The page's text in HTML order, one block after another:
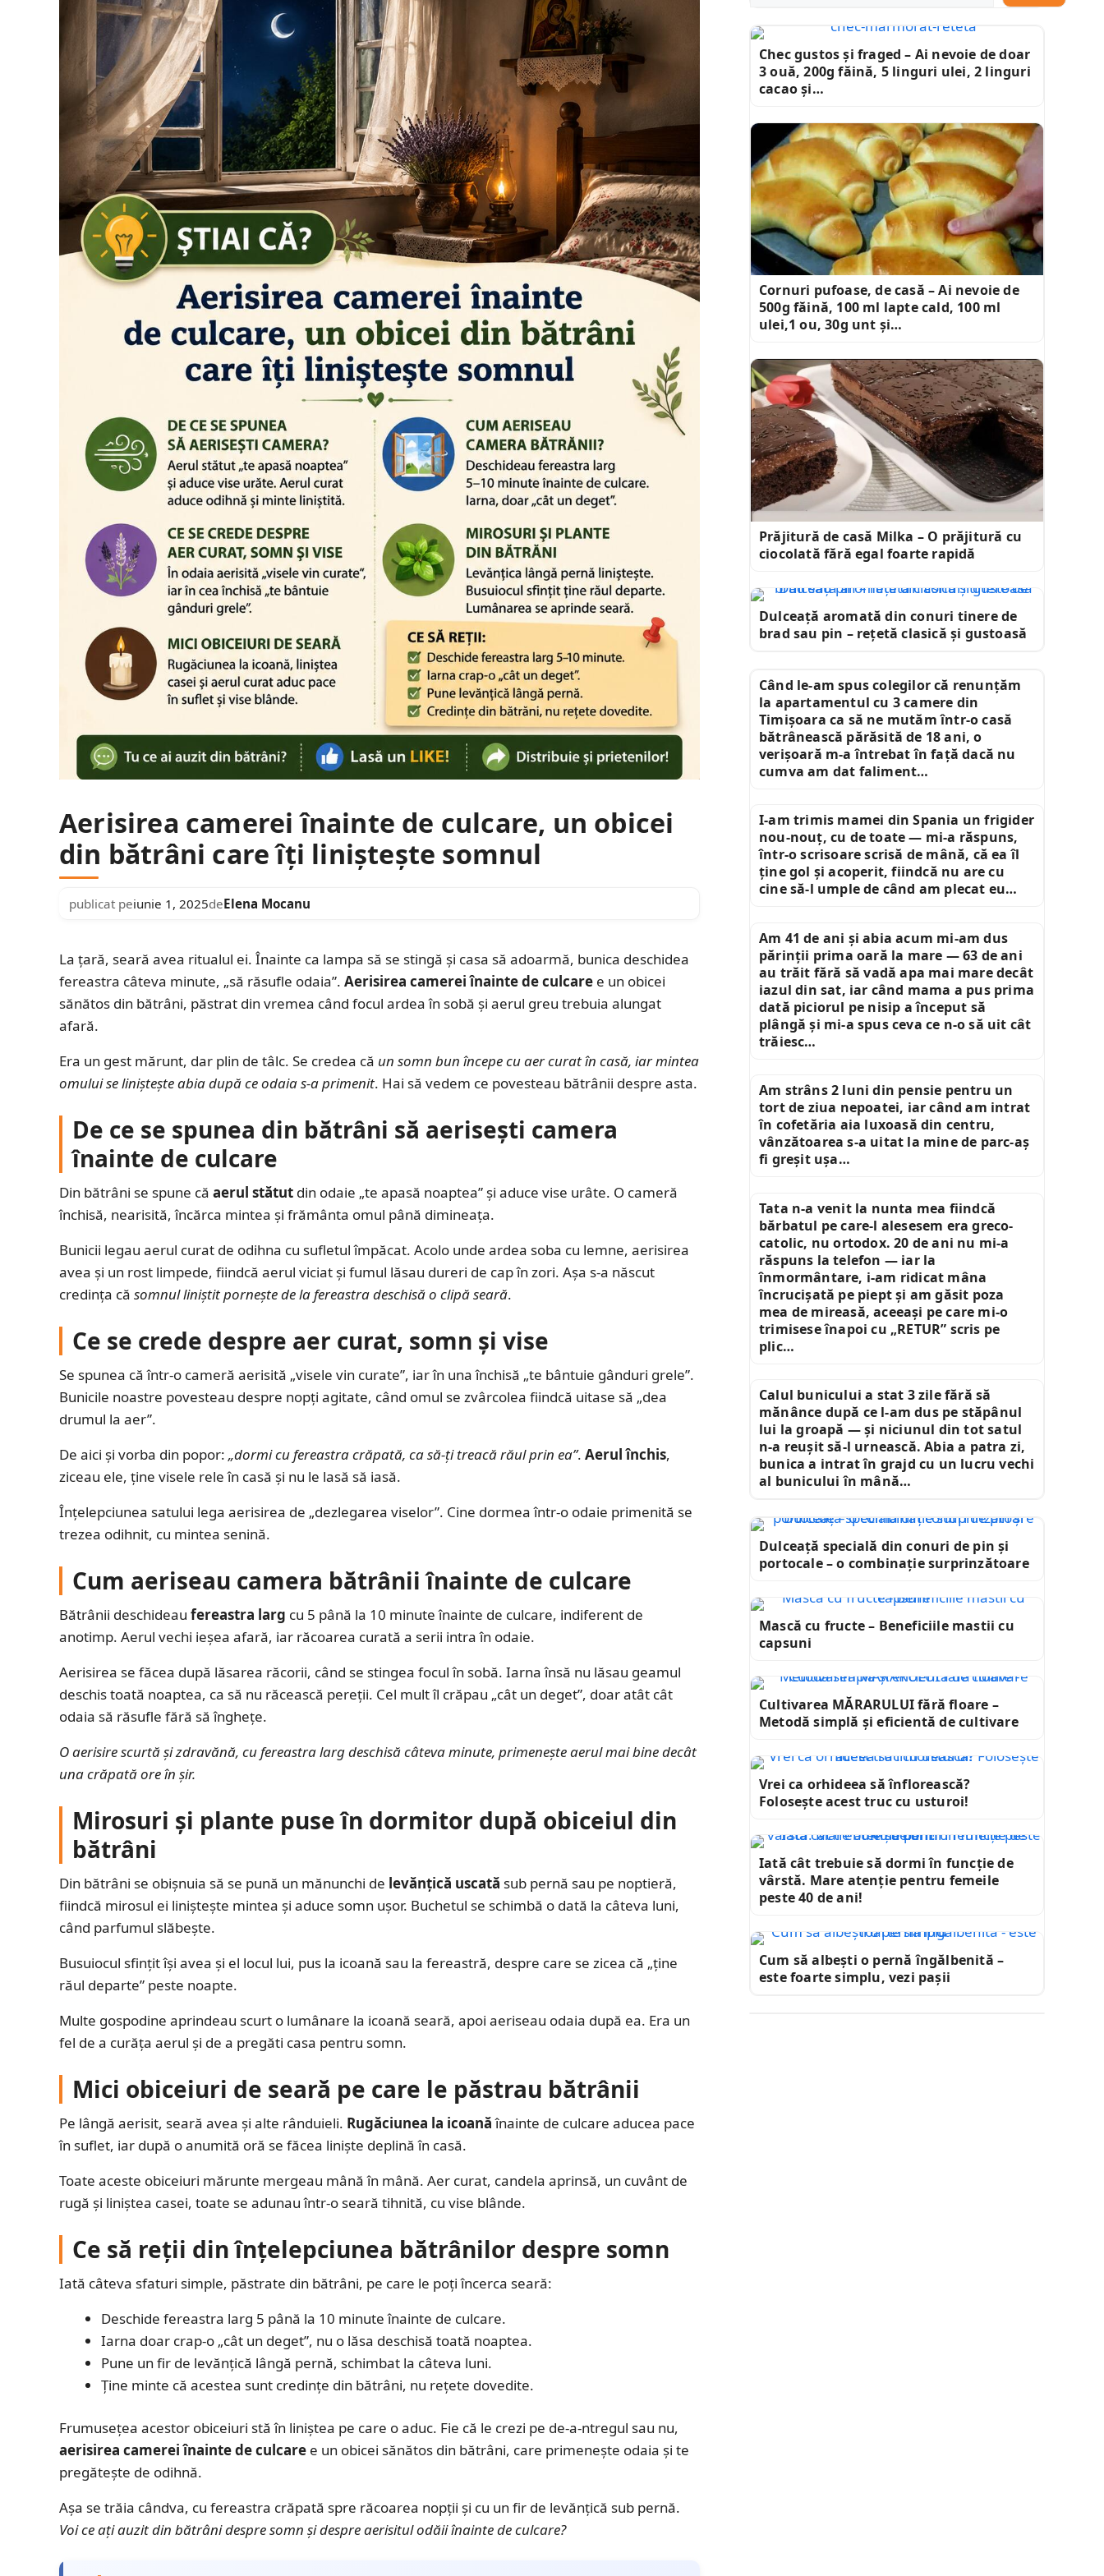
Aerisirea camerei înainte de culcare, un obicei
din bătrâni care îți liniștește somnul
publicat peiunie 1, 2025deElena Mocanu
La țară, seară avea ritualul ei. Înainte ca lampa să se stingă și casa să adoarmă, bunica deschidea
fereastra câteva minute, „să răsufle odaia”. Aerisirea camerei înainte de culcare e un obicei
sănătos din bătrâni, păstrat din vremea când focul ardea în sobă și aerul greu trebuia alungat
afară.
Era un gest mărunt, dar plin de tâlc. Se credea că un somn bun începe cu aer curat în casă, iar mintea
omului se liniștește abia după ce odaia s-a primenit. Hai să vedem ce povesteau bătrânii despre asta.
De ce se spunea din bătrâni să aerisești camera
înainte de culcare
Din bătrâni se spune că aerul stătut din odaie „te apasă noaptea” și aduce vise urâte. O cameră
închisă, nearisită, încărca mintea și frământa omul până dimineața.
Bunicii legau aerul curat de odihna cu sufletul împăcat. Acolo unde ardea soba cu lemne, aerisirea
avea și un rost limpede, fiindcă aerul viciat și fumul lăsau dureri de cap în zori. Așa s-a născut
credința că somnul liniștit pornește de la fereastra deschisă o clipă seară.
Ce se crede despre aer curat, somn și vise
Se spunea că într-o cameră aerisită „visele vin curate”, iar în una închisă „te bântuie gânduri grele”.
Bunicile noastre povesteau despre nopți agitate, când omul se zvârcolea fiindcă uitase să „dea
drumul la aer”.
De aici și vorba din popor: „dormi cu fereastra crăpată, ca să-ți treacă răul prin ea”. Aerul închis,
ziceau ele, ține visele rele în casă și nu le lasă să iasă.
Înțelepciunea satului lega aerisirea de „dezlegarea viselor”. Cine dormea într-o odaie primenită se
trezea odihnit, cu mintea senină.
Cum aeriseau camera bătrânii înainte de culcare
Bătrânii deschideau fereastra larg cu 5 până la 10 minute înainte de culcare, indiferent de
anotimp. Aerul vechi ieșea afară, iar răcoarea curată a serii intra în odaie.
Aerisirea se făcea după lăsarea răcorii, când se stingea focul în sobă. Iarna însă nu lăsau geamul
deschis toată noaptea, ca să nu răcească pereții. Cel mult îl crăpau „cât un deget”, doar atât cât
odaia să răsufle fără să înghețe.
O aerisire scurtă și zdravănă, cu fereastra larg deschisă câteva minute, primenește aerul mai bine decât
una crăpată ore în șir.
Mirosuri și plante puse în dormitor după obiceiul din
bătrâni
Din bătrâni se obișnuia să se pună un mănunchi de levănțică uscată sub pernă sau pe noptieră,
fiindcă mirosul ei liniștește mintea și aduce somn ușor. Buchetul se schimbă o dată la câteva luni,
când parfumul slăbește.
Busuiocul sfințit își avea și el locul lui, pus la icoană sau la fereastră, despre care se zicea că „ține
răul departe” peste noapte.
Multe gospodine aprindeau scurt o lumânare la icoană seară, apoi aeriseau odaia după ea. Era un
fel de a curăța aerul și de a pregăti casa pentru somn.
Mici obiceiuri de seară pe care le păstrau bătrânii
Pe lângă aerisit, seară avea și alte rânduieli. Rugăciunea la icoanăînainte de culcare aducea pace
în suflet, iar după o anumită oră se făcea liniște deplină în casă.
Toate aceste obiceiuri mărunte mergeau mână în mână. Aer curat, candela aprinsă, un cuvânt de
rugă și liniștea casei, toate se adunau într-o seară tihnită, cu vise blânde.
Ce să reții din înțelepciunea bătrânilor despre somn
Iată câteva sfaturi simple, păstrate din bătrâni, pe care le poți încerca seară:
Deschide fereastra larg 5 până la 10 minute înainte de culcare.
Iarna doar crap-o „cât un deget”, nu o lăsa deschisă toată noaptea.
Pune un fir de levănțică lângă pernă, schimbat la câteva luni.
Ține minte că acestea sunt credințe din bătrâni, nu rețete dovedite.
Frumusețea acestor obiceiuri stă în liniștea pe care o aduc. Fie că le crezi pe de-a-ntregul sau nu,
aerisirea camerei înainte de culcare e un obicei sănătos din bătrâni, care primenește odaia și te
pregătește de odihnă.
Așa se trăia cândva, cu fereastra crăpată spre răcoarea nopții și cu un fir de levănțică sub pernă.
Voi ce ați auzit din bătrâni despre somn și despre aerisitul odăii înainte de culcare?
Chec gustos și fraged – Ai nevoie de doar
3 ouă, 200g făină, 5 linguri ulei, 2 linguri
cacao și…
Cornuri pufoase, de casă – Ai nevoie de
500g făină, 100 ml lapte cald, 100 ml
ulei,1 ou, 30g unt și…
Prăjitură de casă Milka – O prăjitură cu
ciocolată fără egal foarte rapidă
Dulceață aromată din conuri tinere de
brad sau pin – rețetă clasică și gustoasă
Când le-am spus colegilor că renunțăm
la apartamentul cu 3 camere din
Timișoara ca să ne mutăm într-o casă
bătrânească părăsită de 18 ani, o
verișoară m-a întrebat în față dacă nu
cumva am dat faliment…
I-am trimis mamei din Spania un frigider
nou-nouț, cu de toate — mi-a răspuns,
într-o scrisoare scrisă de mână, că ea îl
ține gol și acoperit, fiindcă nu are cu
cine să-l umple de când am plecat eu…
Am 41 de ani și abia acum mi-am dus
părinții prima oară la mare — 63 de ani
au trăit fără să vadă apa mai mare decât
iazul din sat, iar când mama a pus prima
dată piciorul pe nisip a început să
plângă și mi-a spus ceva ce n-o să uit cât
trăiesc…
Am strâns 2 luni din pensie pentru un
tort de ziua nepoatei, iar când am intrat
în cofetăria aia luxoasă din centru,
vânzătoarea s-a uitat la mine de parc-aș
fi greșit ușa…
Tata n-a venit la nunta mea fiindcă
bărbatul pe care-l alesesem era greco-
catolic, nu ortodox. 20 de ani nu mi-a
răspuns la telefon — iar la
înmormântare, i-am ridicat mâna
încrucișată pe piept și am găsit poza
mea de mireasă, aceeași pe care mi-o
trimisese înapoi cu „RETUR” scris pe
plic…
Calul bunicului a stat 3 zile fără să
mănânce după ce l-am dus pe stăpânul
lui la groapă — și niciunul din tot satul
n-a reușit să-l urnească. Abia a patra zi,
bunica a intrat în grajd cu un lucru vechi
al bunicului în mână…
Dulceață specială din conuri de pin și
portocale – o combinație surprinzătoare
Mască cu fructe – Beneficiile mastii cu
capsuni
Cultivarea MĂRARULUI fără floare –
Metodă simplă și eficientă de cultivare
Vrei ca orhideea să înflorească?
Folosește acest truc cu usturoi!
Iată cât trebuie să dormi în funcție de
vârstă. Mare atenție pentru femeile
peste 40 de ani!
Cum să albești o pernă îngălbenită –
este foarte simplu, vezi pașii